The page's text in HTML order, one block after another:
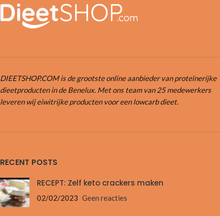
DIEETSHOP.COM is de grootste online aanbieder van proteïnerijke
dieetproducten in de Benelux. Met ons team van 25 medewerkers
leveren wij eiwitrijke producten voor een lowcarb dieet.
RECENT POSTS
RECEPT: Zelf keto crackers maken
02/02/2023 Geen reacties